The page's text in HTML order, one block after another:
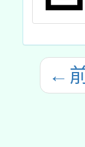
←